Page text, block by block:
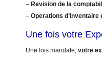
– Revision de la
– Operations
Une fois votre
Une fois mandate, votre